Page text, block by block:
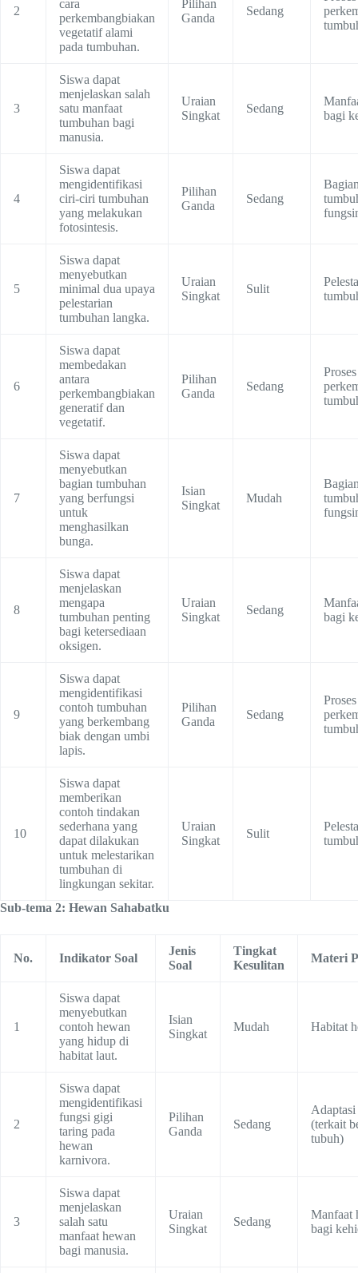
2
cara
perkembangbiakan
vegetatif alami
pada tumbuhan.
Pilihan
Ganda
Sedang
3
Siswa dapat
menjelaskan salah
satu manfaat
tumbuhan bagi
manusia.
Uraian
Singkat
Sedang
bagi
4
Siswa dapat
mengidentifikasi
ciri-ciri tumbuhan
yang melakukan
fotosintesis.
Pilihan
Ganda
Sedang
5
Siswa dapat
menyebutkan
minimal dua upaya
pelestarian
tumbuhan langka.
Uraian
Singkat
Sulit
6
Siswa dapat
membedakan
antara
perkembangbiakan
generatif dan
vegetatif.
Pilihan
Ganda
Sedang
Proses
7
Siswa dapat
menyebutkan
bagian tumbuhan
yang berfungsi
untuk
menghasilkan
bunga.
Isian
Singkat
Mudah
8
Siswa dapat
menjelaskan
mengapa
tumbuhan penting
bagi ketersediaan
oksigen.
Uraian
Singkat
Sedang
bagi
9
Siswa dapat
mengidentifikasi
contoh tumbuhan
yang berkembang
biak dengan umbi
lapis.
Pilihan
Ganda
Sedang
Proses
10
Siswa dapat
memberikan
contoh tindakan
sederhana yang
dapat dilakukan
untuk melestarikan
tumbuhan di
lingkungan sekitar.
Uraian
Singkat
Sulit
Sub-tema 2: Hewan Sahabatku
No. Indikator Soal
Jenis
Soal
Tingkat
Kesulitan
Materi
1
Siswa dapat
menyebutkan
contoh hewan
yang hidup di
habitat laut.
Isian
Singkat
Mudah Habitat
2
Siswa dapat
mengidentifikasi
fungsi gigi
taring pada
hewan
karnivora.
Pilihan
Ganda
Sedang
(terkait
tubuh)
3
Siswa dapat
menjelaskan
salah satu
manfaat hewan
bagi manusia.
Uraian
Singkat
Sedang
Manfaat
bagi